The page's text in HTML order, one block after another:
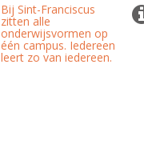
Bij Sint-Franciscus
zitten alle
onderwijsvormen op
één campus. Iedereen
leert zo van iedereen.